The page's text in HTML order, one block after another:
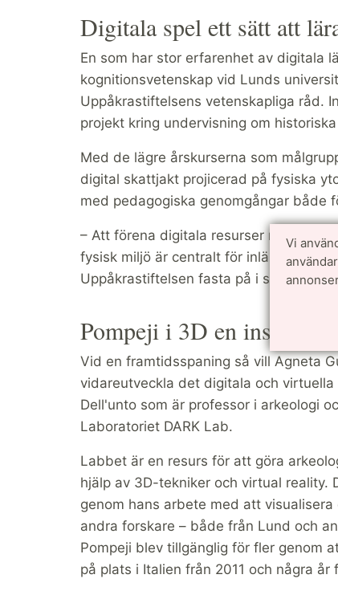
Vi
Digitala spel ett sätt att
En som har stor erfarenhet av digitala
kognitionsvetenskap vid Lunds
Uppåkrastiftelsens vetenskapliga råd.
projekt kring undervisning om
Med de lägre årskurserna som
digital skattjakt projicerad på fysiska
med pedagogiska genomgångar både
– Att förena digitala resurser med
fysisk miljö är centralt för inlärning i
Uppåkrastiftelsen fasta på i sina
Pompeji i 3D en
Vid en framtidsspaning så vill Agneta
vidareutveckla det digitala och
Dell'unto som är professor i arkeologi
Laboratoriet DARK Lab.
Labbet är en resurs för att göra
hjälp av 3D-tekniker och virtual reality.
genom hans arbete med att
andra forskare – både från Lund och
Pompeji blev tillgänglig för fler genom
på plats i Italien från 2011 och några år